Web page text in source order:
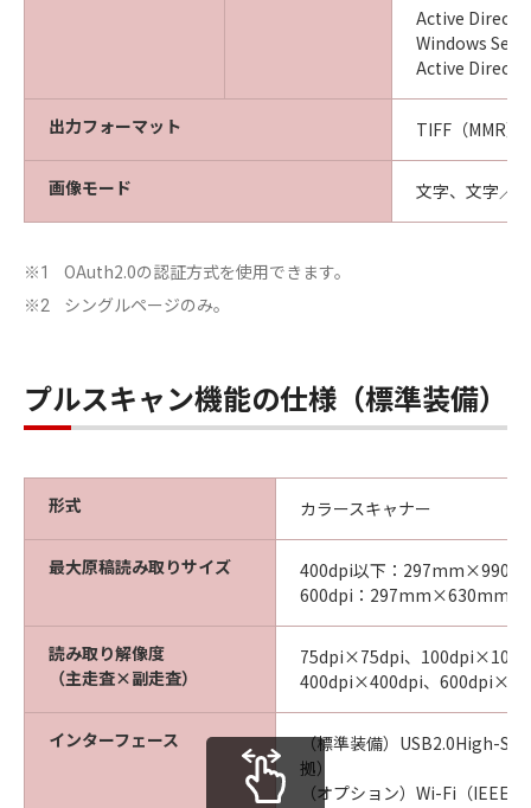
Active
Windows
Active
出力フォーマット TIFF（MMR）
画像モード 文字、文字／
※1 OAuth2.0の認証方式を使用できます。
※2 シングルページのみ。
プルスキャン機能の仕様（標準装備）
形式 カラースキャナー
最大原稿読み取りサイズ
400dpi以下：
600dpi：297mm×630mm
読み取り解像度
（主走査×副走査）
75dpi×75dpi、
400dpi×400dpi、
インターフェース
（標準装備）USB2.0High-
拠）
（オプション）Wi-Fi（IEEE